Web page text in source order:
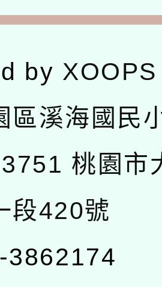
by XOOPS
區溪海國民
桃園市
段420號
3862174